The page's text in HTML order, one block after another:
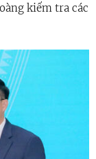
kiểm tra các